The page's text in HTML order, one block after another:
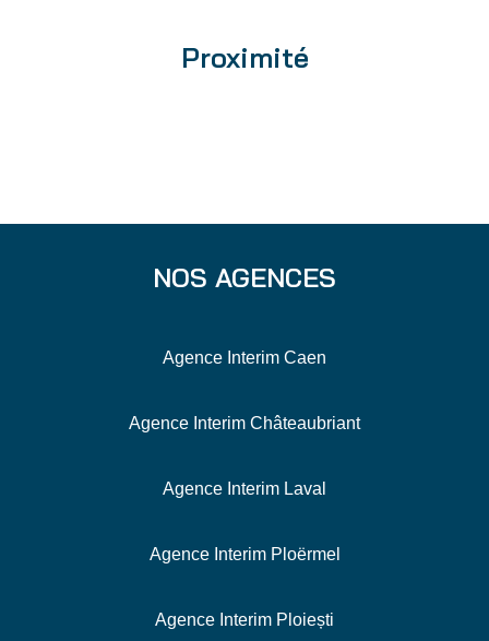
Proximité
NOS AGENCES
Agence Interim Caen
Agence Interim Châteaubriant
Agence Interim Laval
Agence Interim Ploërmel
Agence Interim Ploiești